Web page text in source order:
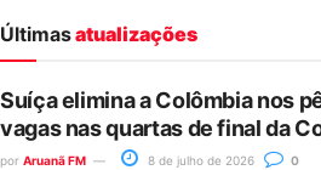
Últimasatualizações
Suíça elimina a Colômbia nos
vagas nas quartas de final da
por Aruanã FM 8 de julho de 2026 0